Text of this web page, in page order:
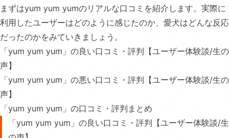
まずはyum yum yumのリアルな口コミを紹介します。実際に
利用したユーザーはどのように感じたのか、愛犬はどんな反応
だったのかをみていきましょう。
「yum yum yum」の良い口コミ・評判【ユーザー体験談/生の
声】
「yum yum yum」の悪い口コミ・評判【ユーザー体験談/生の
声】
「yum yum yum」の口コミ・評判まとめ
「yum yum yum」の良い口コミ・評判【ユーザー体験談/生